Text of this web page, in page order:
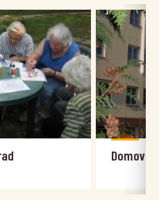
Domov